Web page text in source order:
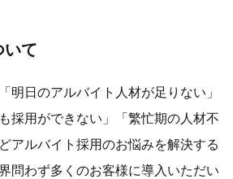
いて
明日のアルバイト人材が足りない」
採用ができない」「繁忙期の人材不
アルバイト採用のお悩みを解決する
問わず多くのお客様に導入いただい